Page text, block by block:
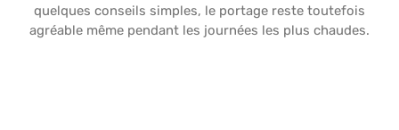
quelques conseils simples, le portage reste toutefois
agréable même pendant les journées les plus chaudes.